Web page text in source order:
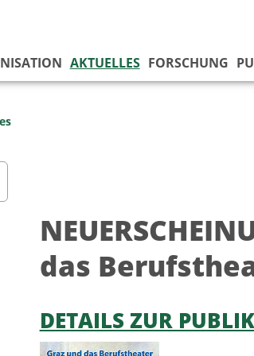
AKTUELLES FORSCHUNG
das
DETAILS ZUR